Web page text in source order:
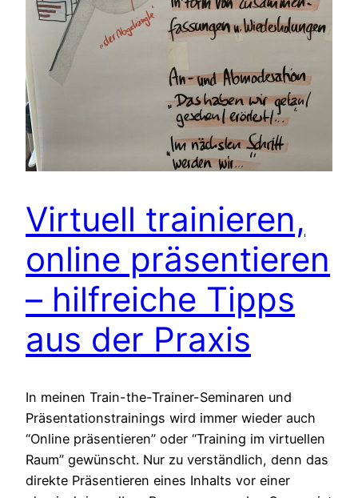
Virtuell trainieren,
online präsentieren
– hilfreiche Tipps
aus der Praxis
In meinen Train-the-Trainer-Seminaren und
Präsentationstrainings wird immer wieder auch
“Online präsentieren” oder “Training im virtuellen
Raum” gewünscht. Nur zu verständlich, denn das
direkte Präsentieren eines Inhalts vor einer